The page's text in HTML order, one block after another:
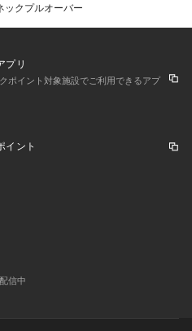
紫外線）に非常に弱く、変色し
ックプルオーバー
プリ
ポイント対象施設でご利用できるアプ
イント
信中